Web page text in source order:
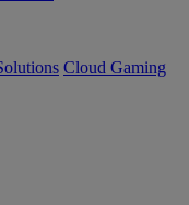
Cloud Gaming